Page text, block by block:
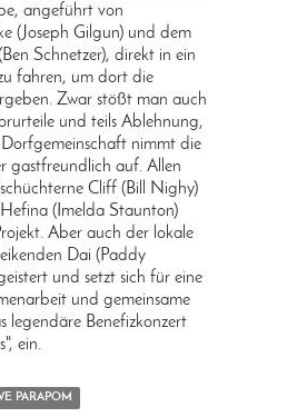
angeführt von
(Joseph Gilgun) und dem
Schnetzer), direkt in ein
fahren, um dort die
Zwar stößt man auch
und teils Ablehnung,
nimmt die
gastfreundlich auf. Allen
Cliff (Bill Nighy)
(Imelda Staunton)
Aber auch der lokale
Dai (Paddy
und setzt sich für eine
und gemeinsame
legendäre Benefizkonzert
ein.
PARAPOM